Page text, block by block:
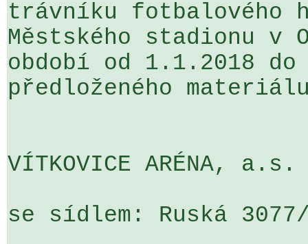
trávníku
Městského stadionu
období od 1.1.2018
předloženého
VÍTKOVICE ARÉNA, a.s.
se sídlem: Ruská